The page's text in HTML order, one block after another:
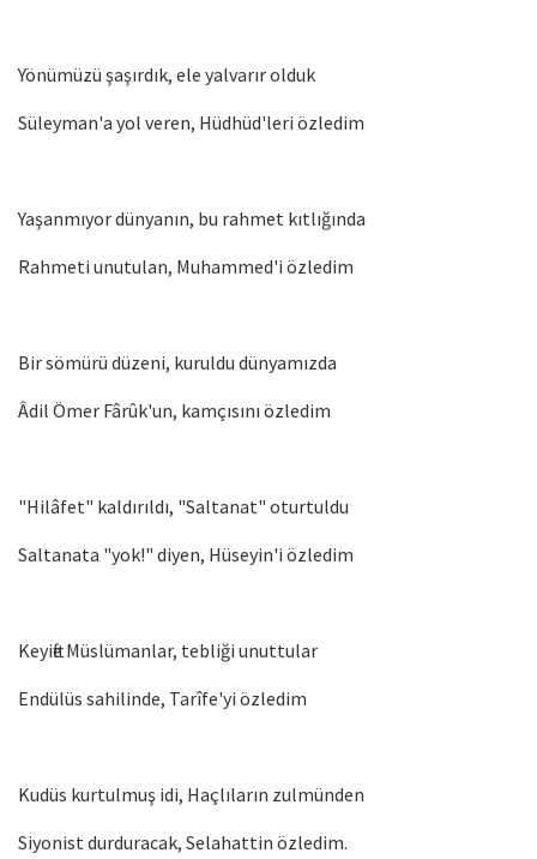
Yönümüzü şaşırdık, ele yalvarır olduk
Süleyman'a yol veren, Hüdhüd'leri özledim
Yaşanmıyor dünyanın, bu rahmet kıtlığında
Rahmeti unutulan, Muhammed'i özledim
Bir sömürü düzeni, kuruldu dünyamızda
Âdil Ömer Fârûk'un, kamçısını özledim
"Hilâfet" kaldırıldı, "Saltanat" oturtuldu
Saltanata "yok!" diyen, Hüseyin'i özledim
Keyifte Müslümanlar, tebliği unuttular
Endülüs sahilinde, Tarîfe'yi özledim
Kudüs kurtulmuş idi, Haçlıların zulmünden
Siyonist durduracak, Selahattin özledim.